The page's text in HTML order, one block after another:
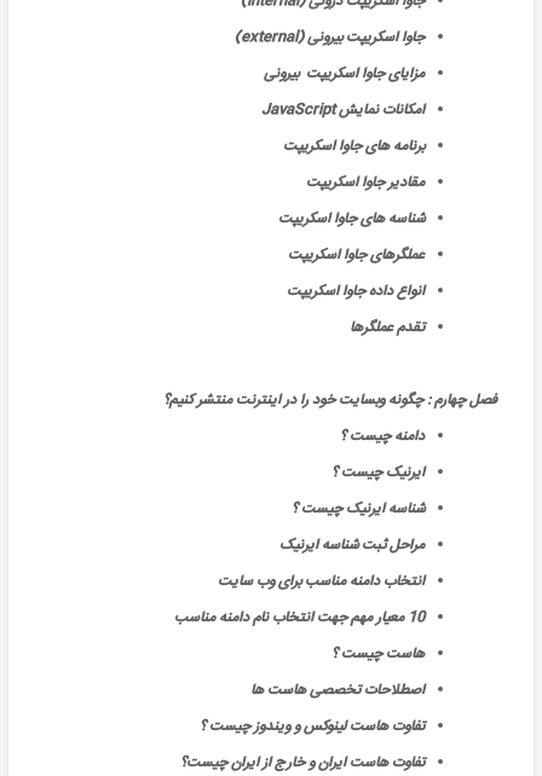
جاوا اسکریپت بیرونی (external)
مزایای جاوا اسکریپت بیرونی
امکانات نمایش JavaScript
برنامه های جاوا اسکریپت
مقادیر جاوا اسکریپت
شناسه های جاوا اسکریپت
عملگرهای جاوا اسکریپت
انواع داده جاوا اسکریپت
تقدم عملگرها
فصل چهارم : چگونه وبسایت خود را در اینترنت منتشر کنیم؟
دامنه چیست ؟
ایرنیک چیست ؟
شناسه ایرنیک چیست ؟
مراحل ثبت شناسه ایرنیک
انتخاب دامنه مناسب برای وب سایت
10 معیار مهم جهت انتخاب نام دامنه مناسب
هاست چیست ؟
اصطلاحات تخصصی هاست ها
تفاوت هاست لینوکس و ویندوز چیست ؟
تفاوت هاست ایران و خارج از ایران چیست؟